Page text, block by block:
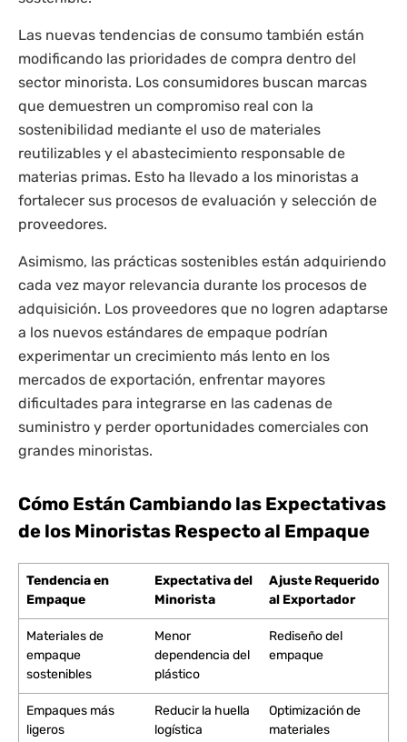
Las nuevas tendencias de consumo también están
modificando las prioridades de compra dentro del
sector minorista. Los consumidores buscan marcas
que demuestren un compromiso real con la
sostenibilidad mediante el uso de materiales
reutilizables y el abastecimiento responsable de
materias primas. Esto ha llevado a los minoristas a
fortalecer sus procesos de evaluación y selección de
proveedores.
Asimismo, las prácticas sostenibles están adquiriendo
cada vez mayor relevancia durante los procesos de
adquisición. Los proveedores que no logren adaptarse
a los nuevos estándares de empaque podrían
experimentar un crecimiento más lento en los
mercados de exportación, enfrentar mayores
dificultades para integrarse en las cadenas de
suministro y perder oportunidades comerciales con
grandes minoristas.
Cómo Están Cambiando las Expectativas
de los Minoristas Respecto al Empaque
Tendencia en
Empaque
Expectativa del
Minorista
Ajuste Requerido
al Exportador
Materiales de
empaque
sostenibles
Menor
dependencia del
plástico
Rediseño del
empaque
Empaques más
ligeros
Reducir la huella
logística
Optimización de
materiales